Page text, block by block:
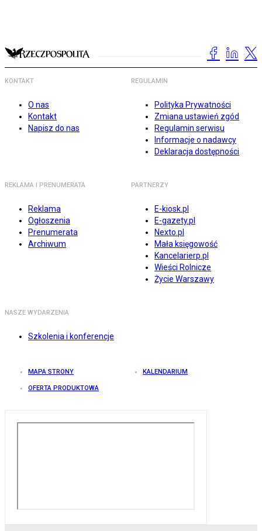
KONTAKT
O nas
Kontakt
Napisz do nas
REGULAMIN
Polityka Prywatności
Zmiana ustawień zgód
Regulamin serwisu
Informacje o nadawcy
Deklaracja dostępności
REKLAMA I PRENUMERATA
Reklama
Ogłoszenia
Prenumerata
Archiwum
PARTNERZY
E-kiosk.pl
E-gazety.pl
Nexto.pl
Mała księgowość
Kancelarierp.pl
Wieści Rolnicze
Życie Warszawy
NASZE WYDARZENIA
Szkolenia i konferencje
MAPA STRONY KALENDARIUM
OFERTA PRODUKTOWA